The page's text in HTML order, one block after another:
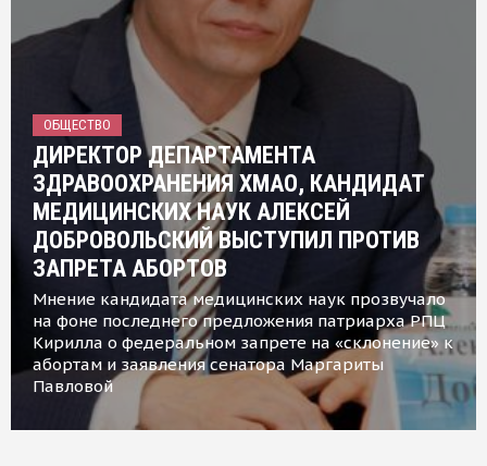
ОБЩЕСТВО
ДИРЕКТОР ДЕПАРТАМЕНТА
ЗДРАВООХРАНЕНИЯ ХМАО, КАНДИДАТ
МЕДИЦИНСКИХ НАУК АЛЕКСЕЙ
ДОБРОВОЛЬСКИЙ ВЫСТУПИЛ ПРОТИВ
ЗАПРЕТА АБОРТОВ
Мнение кандидата медицинских наук прозвучало
на фоне последнего предложения патриарха РПЦ
Кирилла о федеральном запрете на «склонение» к
абортам и заявления сенатора Маргариты
Павловой